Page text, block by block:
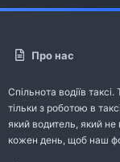
Про нас
Спільнота водіїв
тільки з роботою в
який водитель, який
кожен день, щоб наш